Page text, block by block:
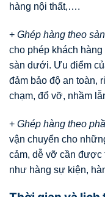
hàng nội thất,….
+ Ghép hàng theo
cho phép khách
sàn dưới. Ưu điểm
đảm bảo độ an toàn,
chạm, đổ vỡ, nhầm
+ Ghép hàng theo
vận chuyển cho
cảm, dễ vỡ cần được
như hàng sự kiện,